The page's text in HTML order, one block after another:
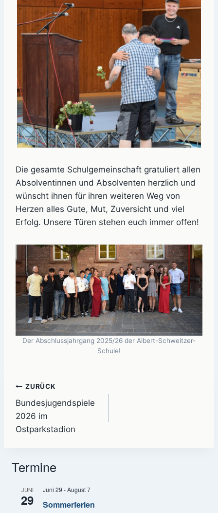
Die gesamte Schulgemeinschaft gratuliert allen
Absolventinnen und Absolventen herzlich und
wünscht ihnen für ihren weiteren Weg von
Herzen alles Gute, Mut, Zuversicht und viel
Erfolg. Unsere Türen stehen euch immer offen!
Der Abschlussjahrgang 2025/26 der Albert-Schweitzer-
Schule!
Beitragsnavigation
ZURÜCK
Bundesjugendspiele
2026 im
Ostparkstadion
Termine
JUNI
29
Juni 29 -August 7
Sommerferien